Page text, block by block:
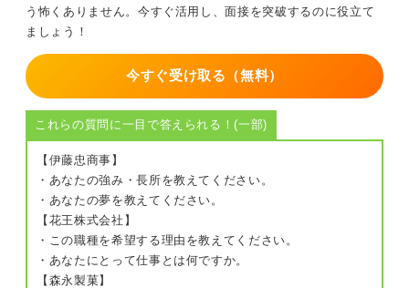
う怖くありません。今すぐ活用し、面接を突破するのに役立て
ましょう！
今すぐ受け取る（無料）
これらの質問に一目で答えられる！(一部)
【伊藤忠商事】
・あなたの強み・長所を教えてください。
・あなたの夢を教えてください。
【花王株式会社】
・この職種を希望する理由を教えてください。
・あなたにとって仕事とは何ですか。
【森永製菓】